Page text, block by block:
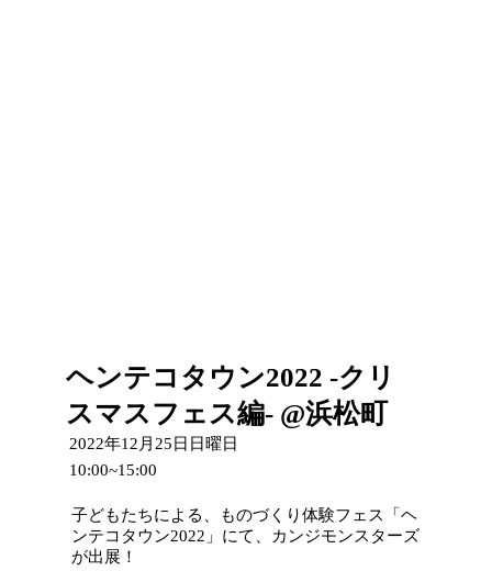
ヘンテコタウン2022 -クリ
スマスフェス編- @浜松町
子どもたちによる、ものづくり体験フェス「ヘ
ンテコタウン2022」にて、カンジモンスターズ
が出展！
2022年12月25日日曜日
10:00~15:00